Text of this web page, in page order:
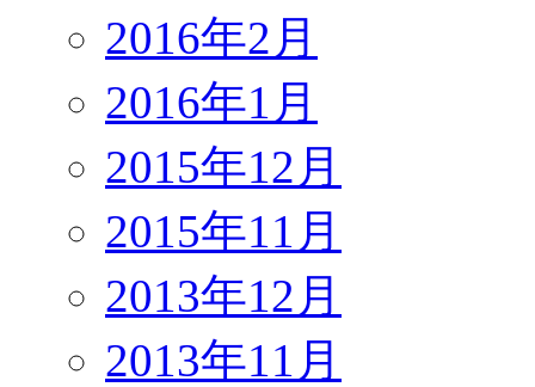
2016年2月
2016年1月
2015年12月
2015年11月
2013年12月
2013年11月